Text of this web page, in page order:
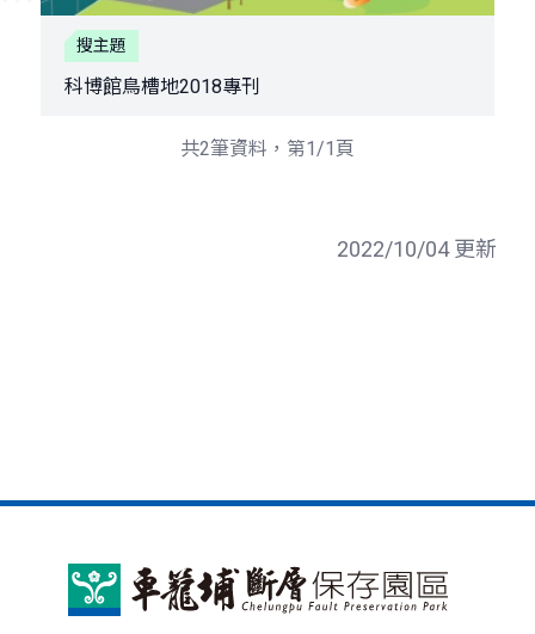
搜主題
科博館鳥槽地2018專刊
共2筆資料，第1/1頁
2022/10/04 更新
車